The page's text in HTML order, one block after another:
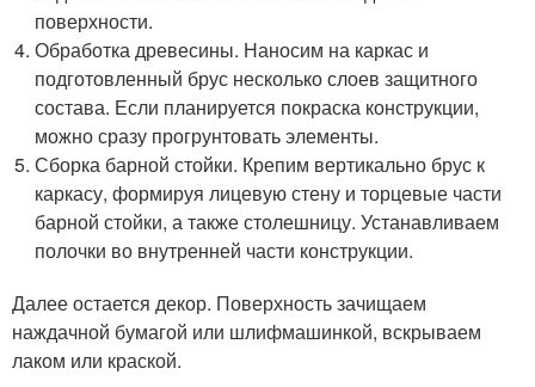
поверхности.
Обработка древесины. Наносим на каркас и
подготовленный брус несколько слоев защитного
состава. Если планируется покраска конструкции,
можно сразу прогрунтовать элементы.
Сборка барной стойки. Крепим вертикально брус к
каркасу, формируя лицевую стену и торцевые части
барной стойки, а также столешницу. Устанавливаем
полочки во внутренней части конструкции.
Далее остается декор. Поверхность зачищаем
наждачной бумагой или шлифмашинкой, вскрываем
лаком или краской.